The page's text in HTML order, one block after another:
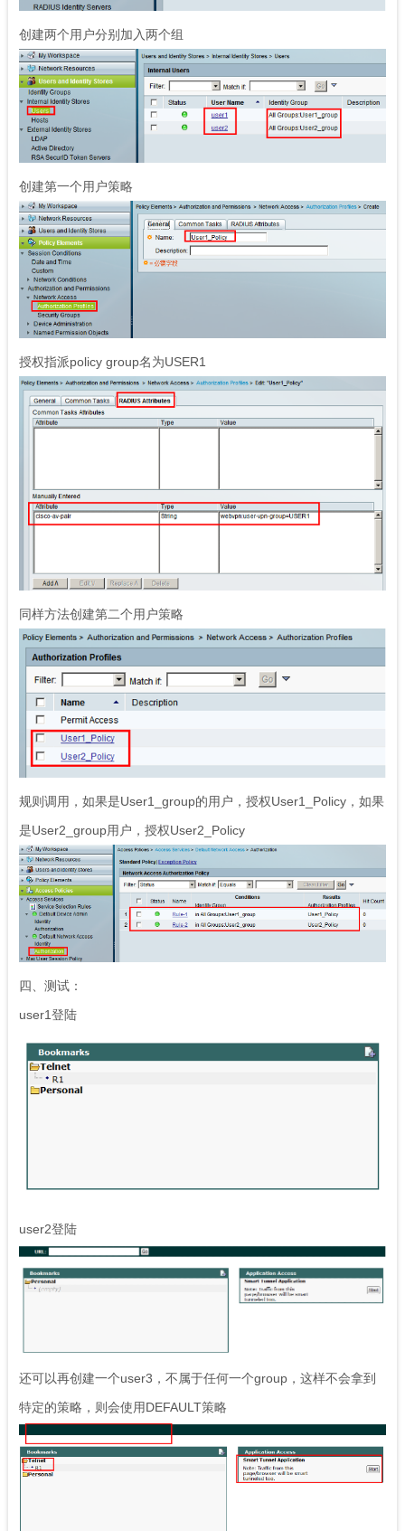
创建两个用户分别加入两个组
创建第一个用户策略
授权指派policy group名为USER1
同样方法创建第二个用户策略
规则调用，如果是User1_group的用户，授权User1_Policy，如果
是User2_group用户，授权User2_Policy
四、测试：
user1登陆
user2登陆
还可以再创建一个user3，不属于任何一个group，这样不会拿到
特定的策略，则会使用DEFAULT策略